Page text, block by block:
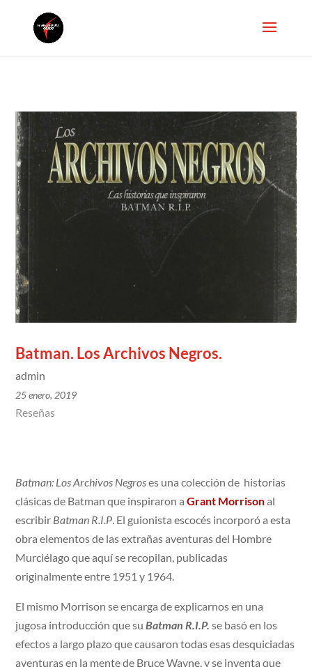
Batman. Los Archivos Negros.
admin
25 enero, 2019
Reseñas
Batman: Los Archivos Negroses una colección de historias
clásicas de Batman que inspiraron aGrant Morrisonal
escribir Batman R.I.P . El guionista escocés incorporó a esta
obra elementos de las extrañas aventuras del Hombre
Murciélago que aquí se recopilan, publicadas
originalmente entre 1951 y 1964.
El mismo Morrison se encarga de explicarnos en una
jugosa introducción que su Batman R.I.P. se basó en los
efectos a largo plazo que causaron todas esas desquiciadas
aventuras en la mente de Bruce Wayne, y se inventa que